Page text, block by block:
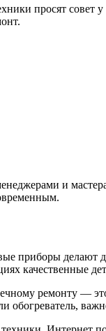
просят совет
и
приборы делают
качественные
ремонту —
обогреватель,